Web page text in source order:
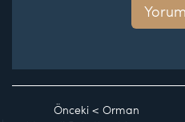
Önceki < Orman